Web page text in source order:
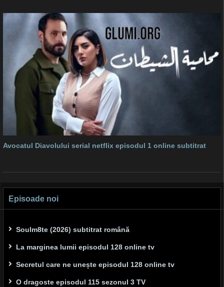
Avocatul Diavolului serial netflix episodul 1 online subtitrat
Episoade noi
Soulm8te (2026) subtitrat română
La marginea lumii episodul 128 online tv
Secretul care ne unește episodul 128 online tv
O dragoste episodul 115 sezonul 3 TV